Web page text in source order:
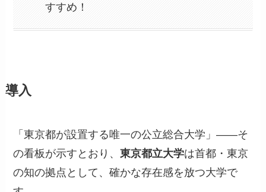
すすめ！
導入
「東京都が設置する唯一の公立総合大学」——そ
の看板が示すとおり、東京都立大学は首都・東京
の知の拠点として、確かな存在感を放つ大学で